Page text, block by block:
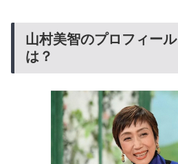
山村美智のプロフィー
は？